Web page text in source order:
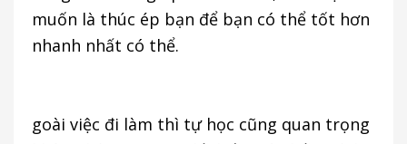
muốn là thúc ép bạn để bạn có thể tốt hơn
nhanh nhất có thể.
goài việc đi làm thì tự học cũng quan trọng